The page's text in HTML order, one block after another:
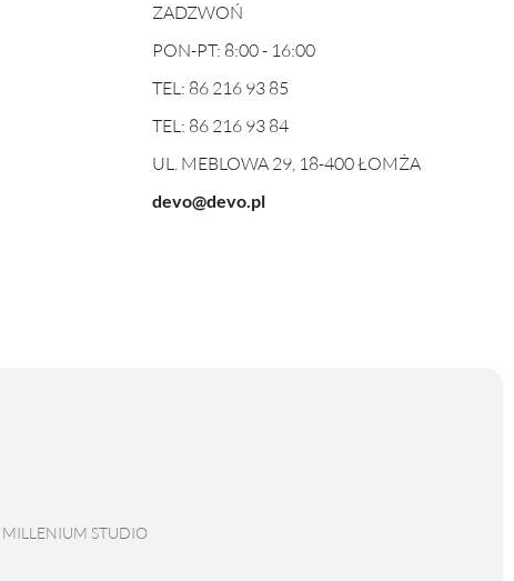
ZADZWOŃ
PON-PT: 8:00 - 16:00
TEL: 86 216 93 85
TEL: 86 216 93 84
UL. MEBLOWA 29, 18-400 ŁOMŻA
devo@devo.pl
MILLENIUM STUDIO